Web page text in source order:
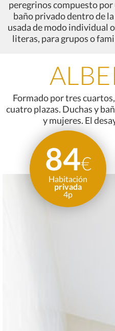
peregrinos compuesto
baño privado dentro de
usada de modo individual
literas, para grupos o
Formado por tres
cuatro plazas. Duchas y
y mujeres. El
84€
Habitación
privada
4p